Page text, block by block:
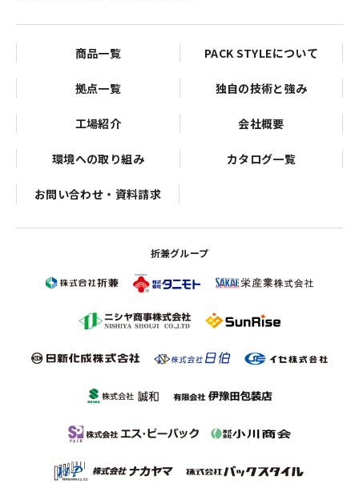
商品一覧 PACK STYLEについて
拠点一覧 独自の技術と強み
工場紹介 会社概要
環境への取り組み カタログ一覧
お問い合わせ・資料請求
折兼グループ